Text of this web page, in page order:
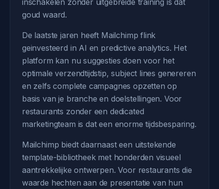
inschakelen zonder uitgebreide training is dat
goud waard.
De laatste jaren heeft Mailchimp flink
geinvesteerd in AI en predictive analytics. Het
platform kan nu suggesties doen voor het
optimale verzendtijdstip, subject lines genereren
en zelfs complete campagnes opzetten op
basis van je branche en doelstellingen. Voor
restaurants zonder een dedicated
marketingteam is dat een enorme tijdsbesparing.
Mailchimp biedt daarnaast een uitstekende
template-bibliotheek met honderden visueel
aantrekkelijke ontwerpen. Voor restaurants die
waarde hechten aan de presentatie van hun